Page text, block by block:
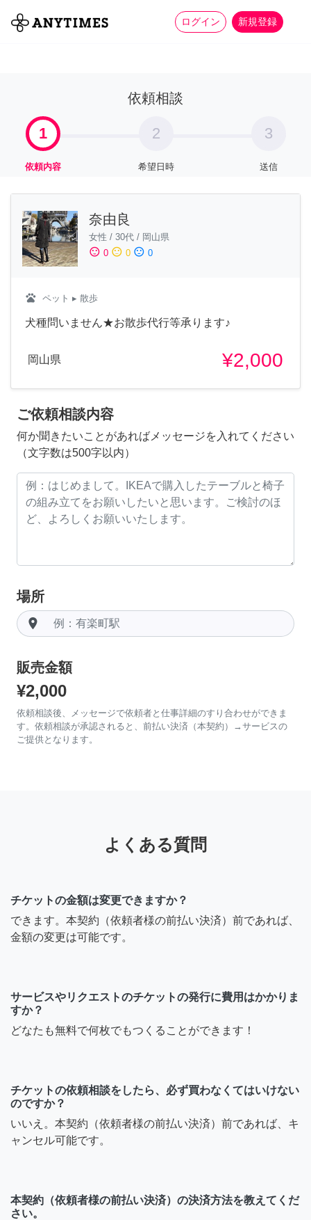
ログイン 新規登録
全て 家事 more_horiz
依頼相談
1
依頼内容
2
希望日時
3
送信
奈由良
女性 / 30代 / 岡山県
sentiment_satisfied 0 sentiment_neutral 0 sentiment_dissatisfied 0
pets ペット ▸ 散歩
犬種問いません★お散歩代行等承ります♪
岡山県 ¥2,000
ご依頼相談内容
何か聞きたいことがあればメッセージを入れてください
（文字数は500字以内）
場所
room
販売金額
¥2,000
依頼相談後、メッセージで依頼者と仕事詳細のすり合わせができま
す。依頼相談が承認されると、前払い決済（本契約）→サービスの
ご提供となります。
よくある質問
チケットの金額は変更できますか？
できます。本契約（依頼者様の前払い決済）前であれば、
金額の変更は可能です。
サービスやリクエストのチケットの発行に費用はかかりま
すか？
どなたも無料で何枚でもつくることができます！
チケットの依頼相談をしたら、必ず買わなくてはいけない
のですか？
いいえ。本契約（依頼者様の前払い決済）前であれば、キ
ャンセル可能です。
本契約（依頼者様の前払い決済）の決済方法を教えてくだ
さい。